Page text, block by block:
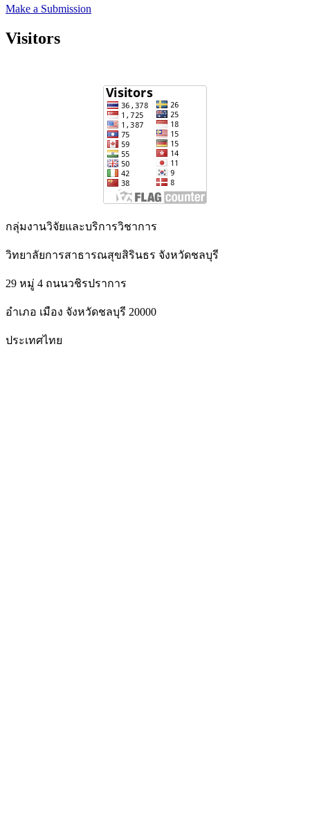
Make a Submission
Visitors
กลุ่มงานวิจัยและบริการวิชาการ
วิทยาลัยการสาธารณสุขสิรินธร จังหวัดชลบุรี
29 หมู่ 4 ถนนวชิรปราการ
อำเภอ เมือง จังหวัดชลบุรี 20000
ประเทศไทย